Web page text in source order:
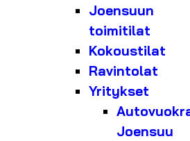
Joensuun
toimitilat
Kokoustilat
Ravintolat
Yritykset
Joensuu